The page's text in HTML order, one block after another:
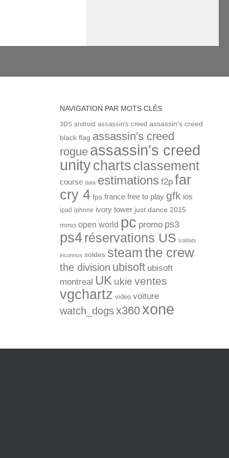
NAVIGATION PAR MOTS CLÉS
3DS android assassin's creed assassin's creed
black flag assassin's creed
rogue assassin's creed
unitycharts classement
course data estimations f2p far
cry 4 fps france free to play gfk ios
ipad iphone ivory tower just dance 2015
mmo open world pc promo ps3
ps4réservations US soldats
inconnus soldes steamthe crew
the division ubisoft ubisoft
montreal UK ukie ventes
vgchartz video voiture
watch_dogsx360 xone